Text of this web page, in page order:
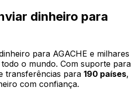
dinheiro para
para AGACHE e milhares
o mundo. Com suporte para
transferências para 190 países,
com confiança.